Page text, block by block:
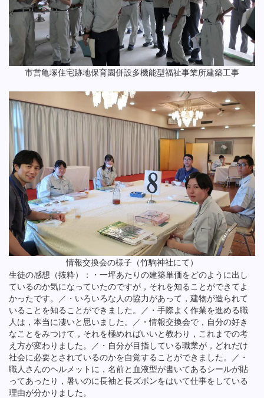
市営亀塚住宅跡地保育園併設多機能型福祉事業所建築工事
情報交換会の様子（竹駒神社にて）
生徒の感想（抜粋）：・一坪あたりの建築単価をどのように出し
ているのか気になっていたのですが，それを知ることができてよ
かったです。／・いろいろな人の協力があって，建物が造られて
いることを知ることができました。／・手際よく作業を進める職
人は，本当に凄いと思いました。／・情報交換会で，自分の好き
なことをみつけて，それを極めればいいと教わり，これまでの考
え方が変わりました。／・自分が目指している職業が，どれだけ
社会に必要とされているのかを自覚することができました。／・
職人さんのヘルメットに，名前と血液型が書いてあるシールが貼
ってあったり，暑いのに長袖と長ズボンをはいて仕事をしている
理由が分かりました。